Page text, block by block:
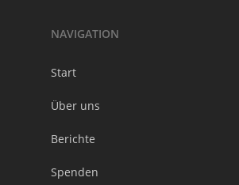
NAVIGATION
Start
Über uns
Berichte
Spenden